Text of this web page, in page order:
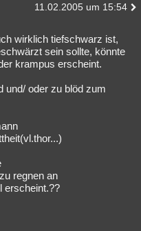
11.02.2005 um 15:54
wirklich tiefschwarz ist,
sein sollte, könnte
krampus erscheint.
und/ oder zu blöd zum
regnen an
erscheint.??